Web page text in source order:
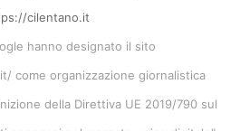
cilentano.it
hanno designato il sito
come organizzazione giornalistica
della Direttiva UE 2019/790 sul